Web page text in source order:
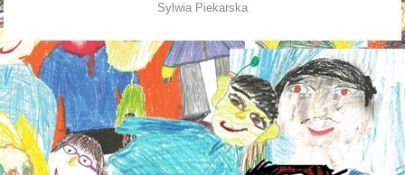
Sylwia Piekarska